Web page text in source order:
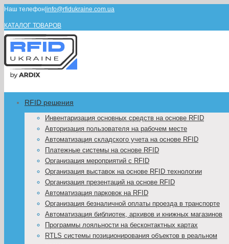
Наш телефон info@rfidukraine.com.ua
КАТАЛОГ ТОВАРОВ
RFID решения
Инвентаризация основных средств на основе RFID
Авторизация пользователя на рабочем месте
Автоматизация складского учета на основе RFID
Платежные системы на основе RFID
Организация мероприятий с RFID
Организация выставок на основе RFID технологии
Организация презентаций на основе RFID
Автоматизация парковок на RFID
Организация безналичной оплаты проезда в транспорте
Автоматизация библиотек, архивов и книжных магазинов
Программы лояльности на бесконтактных картах
RTLS системы позиционирования объектов в реальном